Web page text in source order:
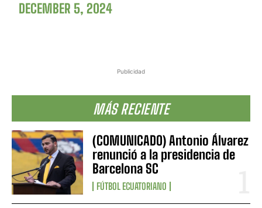
Publicidad
MÁS RECIENTE
(COMUNICADO) Antonio Álvarez
renunció a la presidencia de
Barcelona SC
FÚTBOL ECUATORIANO
DECEMBER 5, 2024